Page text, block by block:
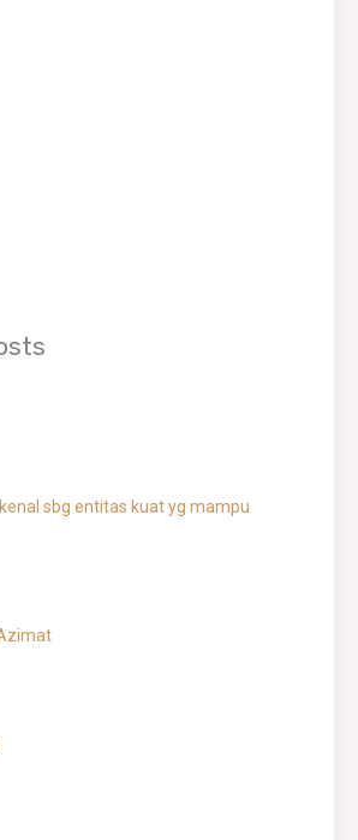
sbg entitas kuat yg mampu